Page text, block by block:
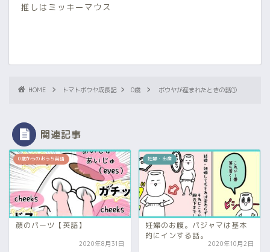
推しはミッキーマウス
HOME トマトボウヤ成長記 0歳 ボウヤが産まれたときの話①
関連記事
0歳からのおうち英語
顔のパーツ【英語】
2020年8月31日
妊婦・出産
妊婦のお腹。パジャマは基本
的にインする話。
2020年10月2日